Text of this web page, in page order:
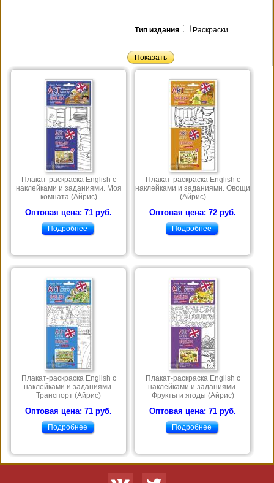
Тип издания Раскраски
Плакат-раскраска English с
наклейками и заданиями. Моя
комната (Айрис)
Оптовая цена: 71 руб.
Подробнее
Плакат-раскраска English с
наклейками и заданиями. Овощи
(Айрис)
Оптовая цена: 72 руб.
Подробнее
Плакат-раскраска English с
наклейками и заданиями.
Транспорт (Айрис)
Оптовая цена: 71 руб.
Подробнее
Плакат-раскраска English с
наклейками и заданиями.
Фрукты и ягоды (Айрис)
Оптовая цена: 71 руб.
Подробнее